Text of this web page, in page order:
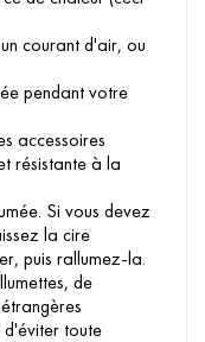
courant d'air, ou
pendant votre
accessoires
résistante à la
Si vous devez
la cire
puis rallumez-la.
de
d'éviter toute